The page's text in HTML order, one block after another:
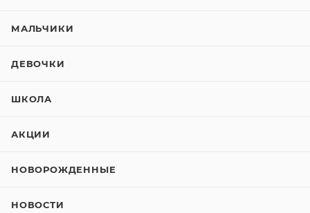
МАЛЬЧИКИ
ДЕВОЧКИ
ШКОЛА
АКЦИИ
НОВОРОЖДЕННЫЕ
НОВОСТИ